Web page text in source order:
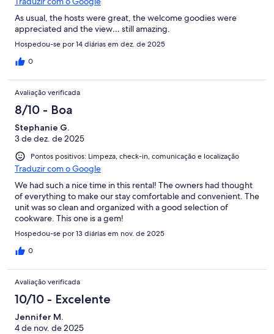
As usual, the hosts were great, the welcome goodies were
appreciated and the view… still amazing.
Hospedou-se por 14 diárias em dez. de 2025
0
Avaliação verificada
8/10 - Boa
Stephanie G.
3 de dez. de 2025
Pontos positivos: Limpeza, check-in, comunicação e localização
Traduzir com o Google
We had such a nice time in this rental! The owners had thought
of everything to make our stay comfortable and convenient. The
unit was so clean and organized with a good selection of
cookware. This one is a gem!
Hospedou-se por 13 diárias em nov. de 2025
0
Avaliação verificada
10/10 - Excelente
Jennifer M.
4 de nov. de 2025